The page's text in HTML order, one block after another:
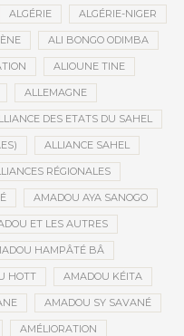
ALGÉRIE ALGÉRIE-NIGER
ALI BONGO ODIMBA
ALIOUNE TINE
ALLEMAGNE
DES ETATS DU SAHEL
ALLIANCE SAHEL
RÉGIONALES
AMADOU AYA SANOGO
ET LES AUTRES
HAMPÂTÉ BÂ
HOTT AMADOU KÉITA
AMADOU SY SAVANÉ
AMÉLIORATION